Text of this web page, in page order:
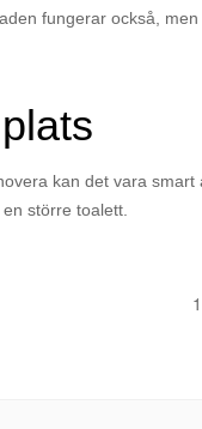
fungerar också,
kan det vara
större toalett.
1